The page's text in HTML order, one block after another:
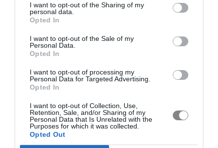
I want to opt-out of the Sharing of my
personal data.
Opted In
I want to opt-out of the Sale of my
Personal Data.
Opted In
I want to opt-out of processing my
Personal Data for Targeted Advertising.
Opted In
I want to opt-out of Collection, Use,
Retention, Sale, and/or Sharing of my
Personal Data that Is Unrelated with the
Purposes for which it was collected.
Opted Out